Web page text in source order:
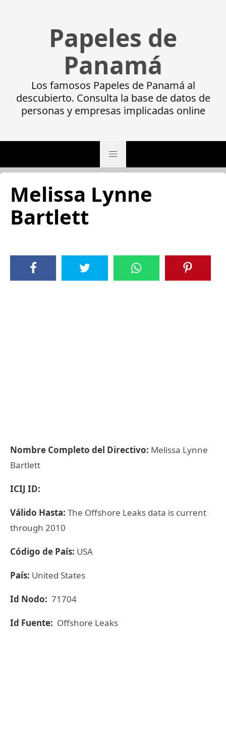
Papeles de
Panamá
Los famosos Papeles de Panamá al
descubierto. Consulta la base de datos de
personas y empresas implicadas online
Melissa Lynne
Bartlett
Nombre Completo del Directivo: Melissa Lynne
Bartlett
ICIJ ID:
Válido Hasta: The Offshore Leaks data is current
through 2010
Código de País: USA
País: United States
Id Nodo: 71704
Id Fuente: Offshore Leaks